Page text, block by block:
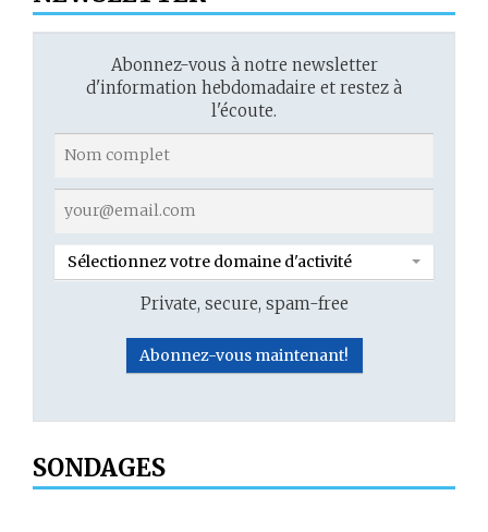
Abonnez-vous à notre newsletter
d'information hebdomadaire et restez à
l'écoute.
Sélectionnez votre domaine d'activité
Private, secure, spam-free
SONDAGES